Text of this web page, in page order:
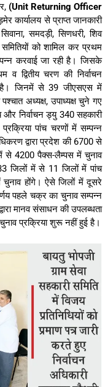
(Unit Returning Officer
कार्यालय से प्राप्त जानकारी
समदड़ी, सिणधरी, शिव
को शामिल कर प्रथम
करवाई जा रही है। जिसके
द्वितीय चरण की निर्वाचन
है। जिनमें से 39 जीएसएस में
अध्यक्ष, उपाध्यक्ष चुने गए
निर्वाचन ड्यु 340 सहकारी
पांच चरणों में सम्पन्न
द्वारा प्रदेश की 6700 से
से 4200 पैक्स-लैम्पस में चुनाव
जिलों में से 11 जिलों में पांच
होंगे। ऐसे जिलों में दूसरे
पहले चक्र का चुनाव सम्पन्न
मानव संसाधन की उपलब्धता
प्रक्रिया शुरू नहीं हुई है।